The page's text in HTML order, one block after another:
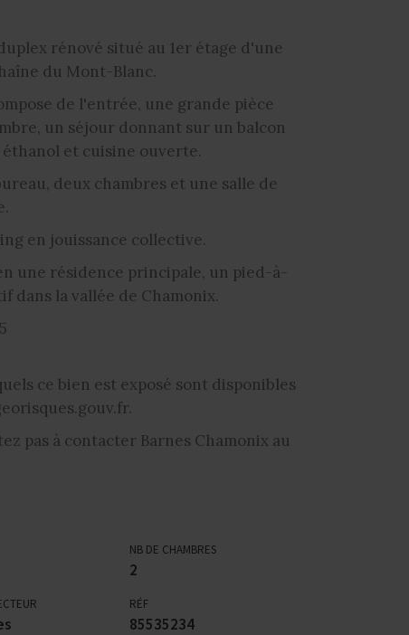
rénové situé au 1er étage d'une
du Mont-Blanc.
de l'entrée, une grande pièce
un séjour donnant sur un balcon
et cuisine ouverte.
deux chambres et une salle de
en jouissance collective.
une résidence principale, un pied-à-
dans la vallée de Chamonix.
ce bien est exposé sont disponibles
pas à contacter Barnes Chamonix au
NB DE CHAMBRES
2
RÉF
85535234